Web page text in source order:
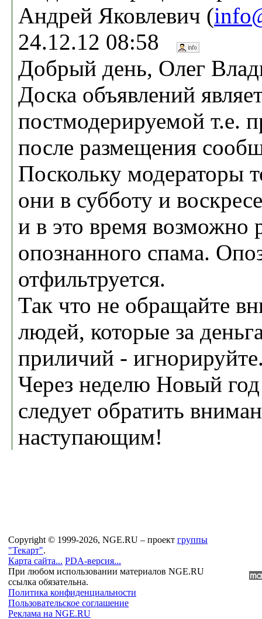
Андрей Яковлевич (
24.12.12 08:58
Добрый день, Олег
Доска объявлений
постмодерируемой т.е.
после размещения
Поскольку модераторы
они в субботу и
и в это время возможно
опознанного спама.
отфильтруется.
Так что не обращайте
людей, которые за
приличий -
Через неделю Новый
следует обратить
наступающим!
Copyright © 1999-2026, NGE.RU – проект группы
"Текарт".
Карта сайта... PDA-версия...
При любом использовании материалов NGE.RU
ссылка обязательна.
Политика конфиденциальности
Пользовательское соглашение
Реклама на NGE.RU